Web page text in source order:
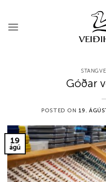
content
Góðar
POSTED ON 19.
19
ágú